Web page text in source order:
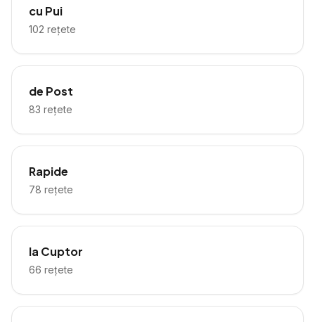
cu Pui
102 rețete
de Post
83 rețete
Rapide
78 rețete
la Cuptor
66 rețete